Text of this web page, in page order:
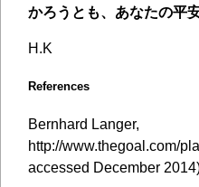
かろうとも、あなたの平
H.K
References
Bernhard Langer,
http://www.thegoal.com/
accessed December